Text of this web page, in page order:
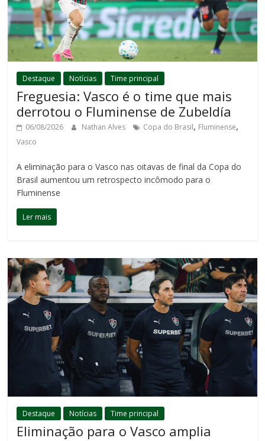
Destaque Notícias Time principal
Freguesia: Vasco é o time que mais
derrotou o Fluminense de Zubeldía
06/08/2026 Nathan Alves Copa do Brasil, Fluminense,
Vasco
A eliminação para o Vasco nas oitavas de final da Copa do
Brasil aumentou um retrospecto incômodo para o
Fluminense
Ler mais
Destaque Notícias Time principal
Eliminação para o Vasco amplia